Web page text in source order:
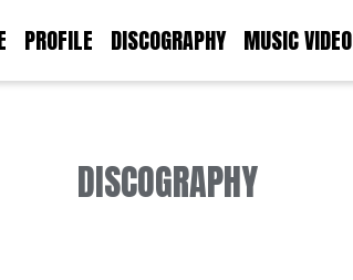
PROFILE DISCOGRAPHY MUSIC VIDEO
DISCOGRAPHY